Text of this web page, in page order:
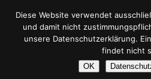
primären
Noller Futtermittel
ZUM
PRODUKTE ZERTIFIKATE
ÜBER UNS STELLENANGEBOTE
Diese Website verwendet
und damit nicht
unsere Datenschutzerklärung.
findet nicht
OK